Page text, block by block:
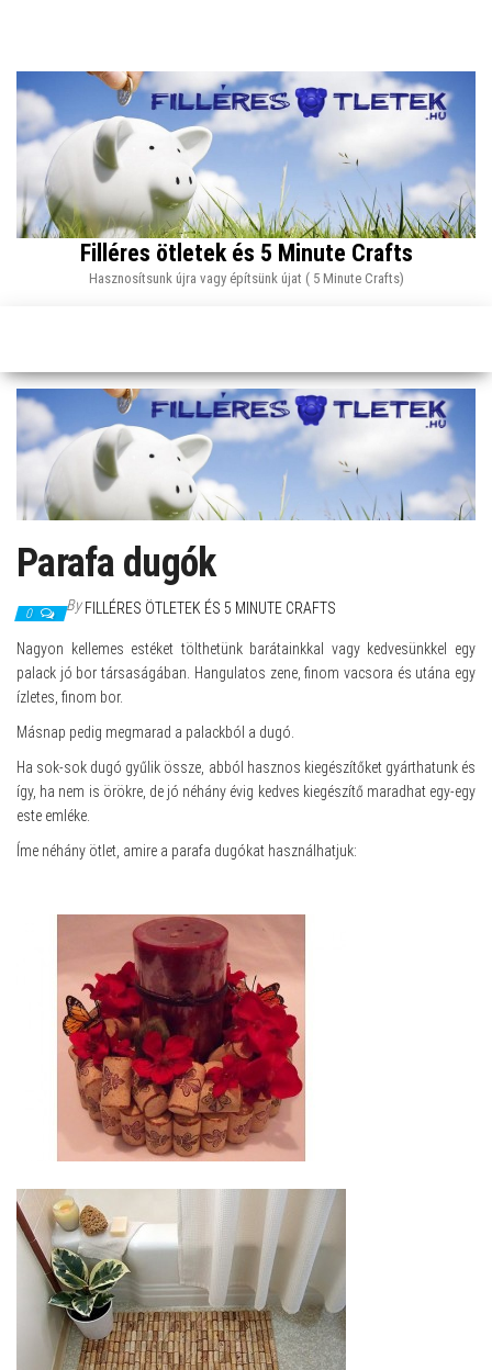
Filléres ötletek és 5 Minute Crafts
Hasznosítsunk újra vagy építsünk újat ( 5 Minute Crafts)
Parafa dugók
0 By FILLÉRES ÖTLETEK ÉS 5 MINUTE CRAFTS
Nagyon kellemes estéket tölthetünk barátainkkal vagy kedvesünkkel egy
palack jó bor társaságában. Hangulatos zene, finom vacsora és utána egy
ízletes, finom bor.
Másnap pedig megmarad a palackból a dugó.
Ha sok-sok dugó gyűlik össze, abból hasznos kiegészítőket gyárthatunk és
így, ha nem is örökre, de jó néhány évig kedves kiegészítő maradhat egy-egy
este emléke.
Íme néhány ötlet, amire a parafa dugókat használhatjuk: